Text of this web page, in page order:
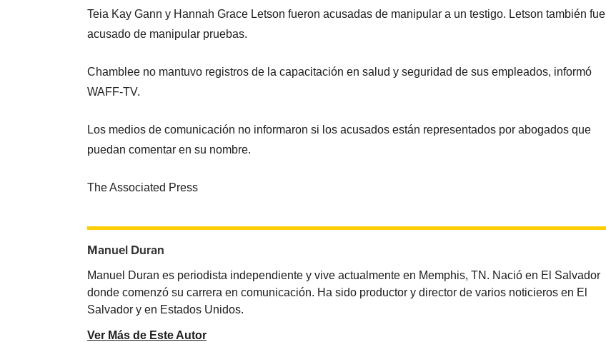
Teia Kay Gann y Hannah Grace Letson fueron acusadas de manipular a un testigo. Letson también fue
acusado de manipular pruebas.
Chamblee no mantuvo registros de la capacitación en salud y seguridad de sus empleados, informó
WAFF-TV.
Los medios de comunicación no informaron si los acusados ​​están representados por abogados que
puedan comentar en su nombre.
The Associated Press
Manuel Duran
Manuel Duran es periodista independiente y vive actualmente en Memphis, TN. Nació en El Salvador
donde comenzó su carrera en comunicación. Ha sido productor y director de varios noticieros en El
Salvador y en Estados Unidos.
Ver Más de Este Autor